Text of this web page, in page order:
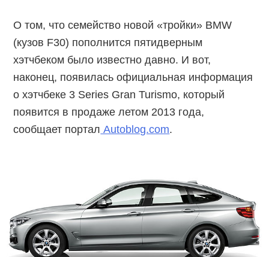
О том, что семейство новой «тройки» BMW
(кузов F30) пополнится пятидверным
хэтчбеком было известно давно. И вот,
наконец, появилась официальная информация
о хэтчбеке 3 Series Gran Turismo, который
появится в продаже летом 2013 года,
сообщает портал Autoblog.com.